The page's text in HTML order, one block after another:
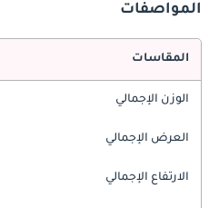
المواصفات
المقاسات
الوزن الإجمالي
العرض الإجمالي
الارتفاع الإجمالي